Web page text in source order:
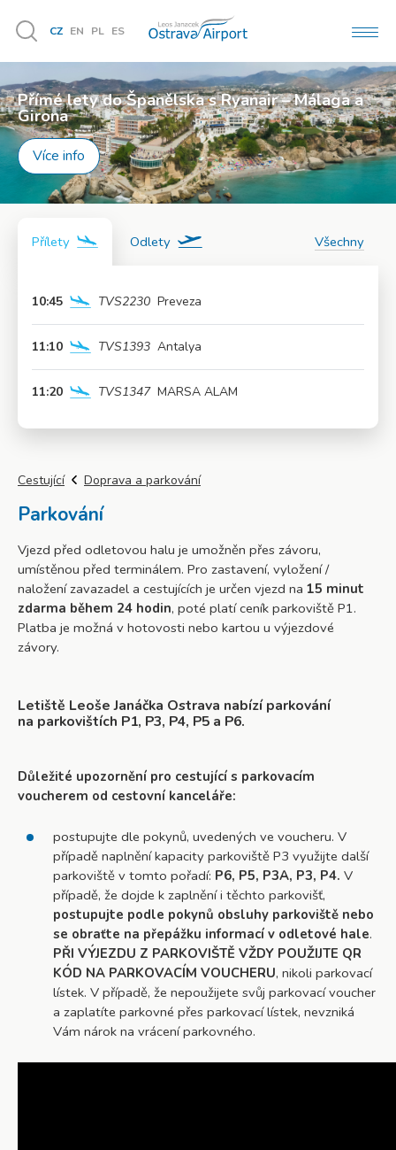
Vyhledávání
CZ EN PL ES
Přímé lety do Španělska s Ryanair – Málaga a
Girona
Více info
Užijte si léto naplno!
Více info
Přílety Odlety Všechny
10:45 TVS2230 Preveza
11:10 TVS1393 Antalya
11:20 TVS1347 MARSA ALAM
Cestující Doprava a parkování
Parkování
Vjezd před odletovou halu je umožněn přes závoru,
umístěnou před terminálem. Pro zastavení, vyložení /
naložení zavazadel a cestujících je určen vjezd na 15 minut
zdarma během 24 hodin, poté platí ceník parkoviště P1.
Platba je možná v hotovosti nebo kartou u výjezdové
závory.
Letiště Leoše Janáčka Ostrava nabízí parkování
na parkovištích P1, P3, P4, P5 a P6.
Důležité upozornění pro cestující s parkovacím
voucherem od cestovní kanceláře:
postupujte dle pokynů, uvedených ve voucheru. V
případě naplnění kapacity parkoviště P3 využijte další
parkoviště v tomto pořadí: P6, P5, P3A, P3, P4. V
případě, že dojde k zaplnění i těchto parkovišť,
postupujte podle pokynů obsluhy parkoviště nebo
se obraťte na přepážku informací v odletové hale.
PŘI VÝJEZDU Z PARKOVIŠTĚ VŽDY POUŽIJTE QR
KÓD NA PARKOVACÍM VOUCHERU, nikoli parkovací
lístek. V případě, že nepoužijete svůj parkovací voucher
a zaplatíte parkovné přes parkovací lístek, nevzniká
Vám nárok na vrácení parkovného.